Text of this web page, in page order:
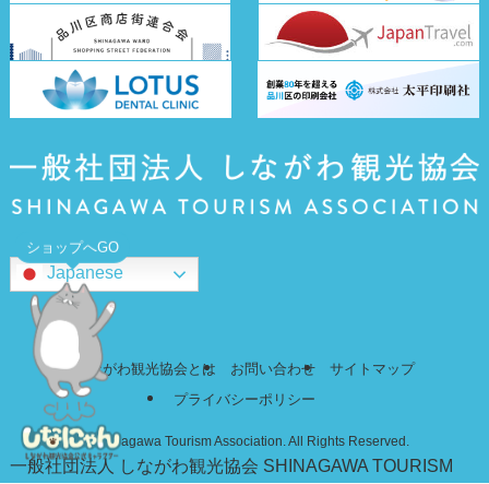
Japanese
しながわ観光協会とは お問い合わせ
サイトマップ
プライバシーポリシー
©Shinagawa Tourism Association. All Rights Reserved.
一般社団法人 しながわ観光協会 SHINAGAWA TOURISM
ショップへGO